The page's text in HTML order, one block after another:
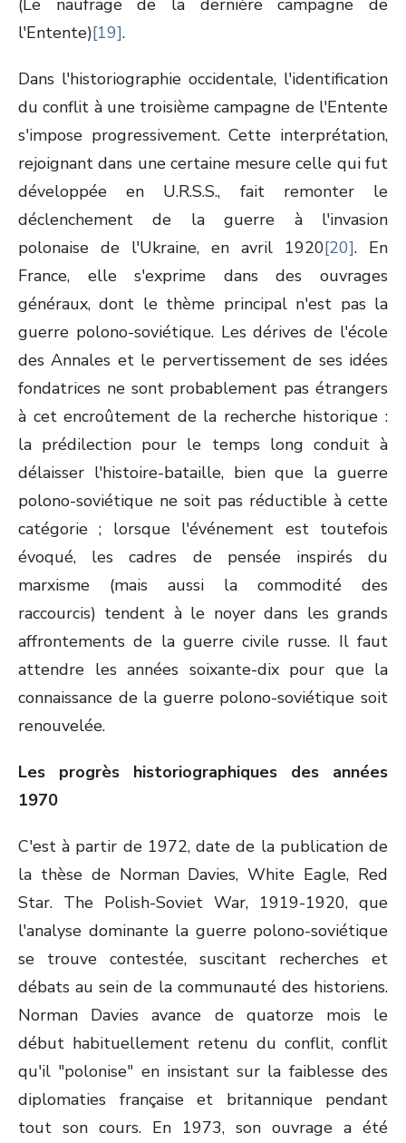
(Le naufrage de la dernière campagne de
l'Entente)[19].
Dans l'historiographie occidentale, l'identification
du conflit à une troisième campagne de l'Entente
s'impose progressivement. Cette interprétation,
rejoignant dans une certaine mesure celle qui fut
développée en U.R.S.S., fait remonter le
déclenchement de la guerre à l'invasion
polonaise de l'Ukraine, en avril 1920[20]. En
France, elle s'exprime dans des ouvrages
généraux, dont le thème principal n'est pas la
guerre polono-soviétique. Les dérives de l'école
des Annales et le pervertissement de ses idées
fondatrices ne sont probablement pas étrangers
à cet encroûtement de la recherche historique :
la prédilection pour le temps long conduit à
délaisser l'histoire-bataille, bien que la guerre
polono-soviétique ne soit pas réductible à cette
catégorie ; lorsque l'événement est toutefois
évoqué, les cadres de pensée inspirés du
marxisme (mais aussi la commodité des
raccourcis) tendent à le noyer dans les grands
affrontements de la guerre civile russe. Il faut
attendre les années soixante-dix pour que la
connaissance de la guerre polono-soviétique soit
renouvelée.
Les progrès historiographiques des années
1970
C'est à partir de 1972, date de la publication de
la thèse de Norman Davies, White Eagle, Red
Star. The Polish-Soviet War, 1919-1920, que
l'analyse dominante la guerre polono-soviétique
se trouve contestée, suscitant recherches et
débats au sein de la communauté des historiens.
Norman Davies avance de quatorze mois le
début habituellement retenu du conflit, conflit
qu'il "polonise" en insistant sur la faiblesse des
diplomaties française et britannique pendant
tout son cours. En 1973, son ouvrage a été